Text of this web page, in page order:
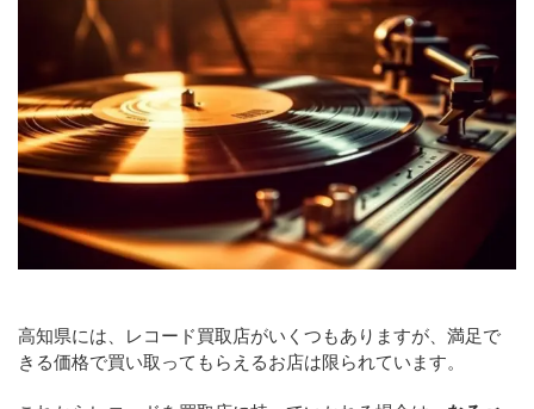
高知県には、レコード買取店がいくつもありますが、満足で
きる価格で買い取ってもらえるお店は限られています。